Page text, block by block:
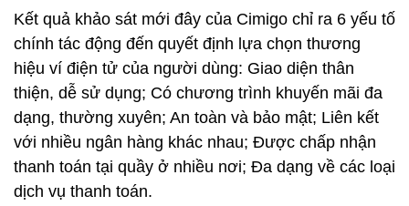
Kết quả khảo sát mới đây của Cimigo chỉ ra 6 yếu tố
chính tác động đến quyết định lựa chọn thương
hiệu ví điện tử của người dùng: Giao diện thân
thiện, dễ sử dụng; Có chương trình khuyến mãi đa
dạng, thường xuyên; An toàn và bảo mật; Liên kết
với nhiều ngân hàng khác nhau; Được chấp nhận
thanh toán tại quầy ở nhiều nơi; Đa dạng về các loại
dịch vụ thanh toán.